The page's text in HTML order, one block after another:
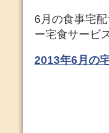
6月の食事宅
ー宅食サービ
2013年6月の